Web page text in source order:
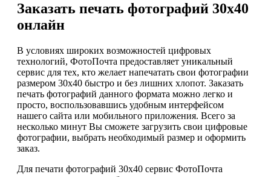
Заказать печать фотографий 30х40
онлайн
В условиях широких возможностей цифровых
технологий, ФотоПочта предоставляет уникальный
сервис для тех, кто желает напечатать свои фотографии
размером 30х40 быстро и без лишних хлопот. Заказать
печать фотографий данного формата можно легко и
просто, воспользовавшись удобным интерфейсом
нашего сайта или мобильного приложения. Всего за
несколько минут Вы сможете загрузить свои цифровые
фотографии, выбрать необходимый размер и оформить
заказ.
Для печати фотографий 30х40 сервис ФотоПочта